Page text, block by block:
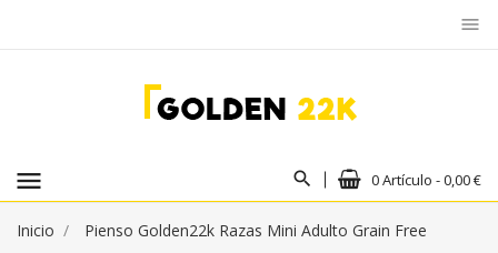
menu
menu 0 Artículo - 0,00 €
Inicio Pienso Golden22k Razas Mini Adulto Grain Free